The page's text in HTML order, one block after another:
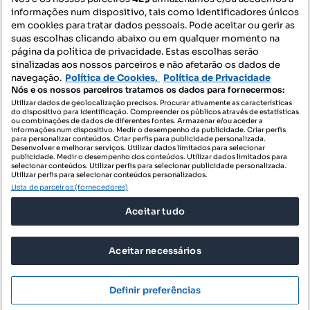
Mapa do Site
Contacte-nos
SIGA-NOS:
DESCARREGAR NA:
© 2026 Imovirtual.com, OLX Portugal, S.A.
TERMOS DE UTILIZAÇÃO
POLÍTICA DE PRIVACIDADE
CONFIGURAÇÕES DE PRIVACIDADE
informações num dispositivo, tais como identificadores únicos
em cookies para tratar dados pessoais. Pode aceitar ou gerir as
suas escolhas clicando abaixo ou em qualquer momento na
página da política de privacidade. Estas escolhas serão
sinalizadas aos nossos parceiros e não afetarão os dados de
navegação. Política de Cookies, Política de Privacidade
Nós e os nossos parceiros tratamos os dados para fornecermos:
Utilizar dados de geolocalização precisos. Procurar ativamente as características
do dispositivo para identificação. Compreender os públicos através de estatísticas
ou combinações de dados de diferentes fontes. Armazenar e/ou aceder a
informações num dispositivo. Medir o desempenho da publicidade. Criar perfis
para personalizar conteúdos. Criar perfis para publicidade personalizada.
Desenvolver e melhorar serviços. Utilizar dados limitados para selecionar
publicidade. Medir o desempenho dos conteúdos. Utilizar dados limitados para
selecionar conteúdos. Utilizar perfis para selecionar publicidade personalizada.
Utilizar perfis para selecionar conteúdos personalizados.
Lista de parceiros (fornecedores)
Aceitar tudo
Aceitar necessários
Definir preferências